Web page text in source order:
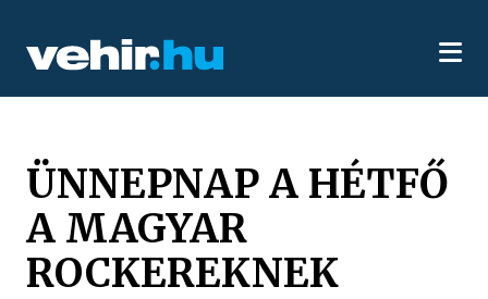
ÜNNEPNAP A HÉTFŐ
A MAGYAR
ROCKEREKNEK